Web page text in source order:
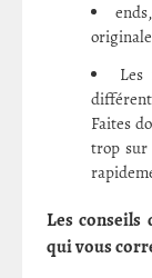
Les
Faites
trop sur
Les
qui vous